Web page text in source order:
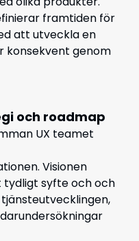
framtiden för
att utveckla en
konsekvent genom
och roadmap
UX teamet
Visionen
syfte och och